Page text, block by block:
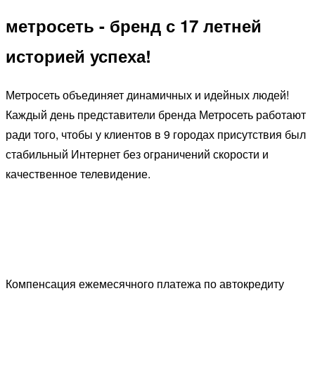
метросеть - бренд с 17 летней
историей успеха!
Метросеть объединяет динамичных и идейных людей!
Каждый день представители бренда Метросеть работают
ради того, чтобы у клиентов в 9 городах присутствия был
стабильный Интернет без ограничений скорости и
качественное телевидение.
Компенсация ежемесячного платежа по автокредиту